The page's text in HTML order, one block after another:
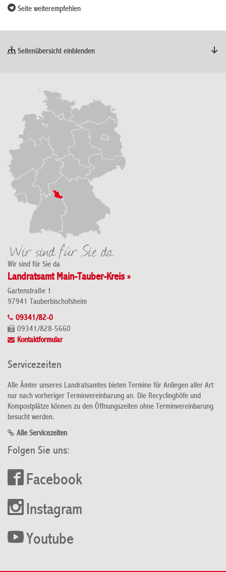
Seite weiterempfehlen
Seitenübersicht einblenden
Wir sind für Sie da
Landratsamt Main-Tauber-Kreis »
Gartenstraße 1
97941 Tauberbischofsheim
09341/82-0
09341/828-5660
Kontaktformular
Servicezeiten
Alle Ämter unseres Landratsamtes bieten Termine für Anliegen aller Art
nur nach vorheriger Terminvereinbarung an. Die Recyclinghöfe und
Kompostplätze können zu den Öffnungszeiten ohne Terminvereinbarung
besucht werden.
Alle Servicezeiten
Folgen Sie uns:
Facebook
Instagram
Youtube